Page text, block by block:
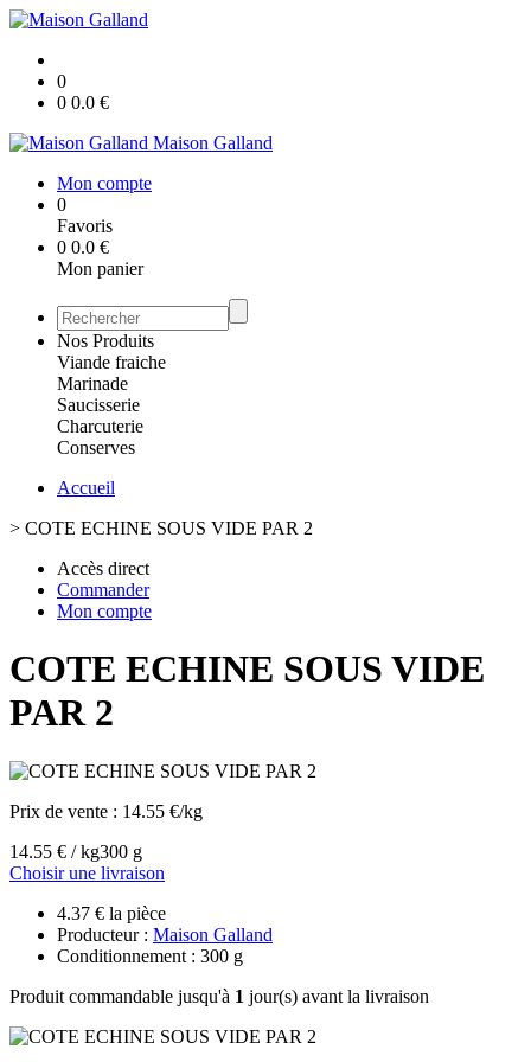
0
0 0.0 €
Maison Galland
Mon compte
0
Favoris
0 0.0 €
Mon panier
Nos Produits
Viande fraiche
Marinade
Saucisserie
Charcuterie
Conserves
Accueil
> COTE ECHINE SOUS VIDE PAR 2
Accès direct
Commander
Mon compte
COTE ECHINE SOUS VIDE
PAR 2
Prix de vente : 14.55 €/kg
14.55 € / kg300 g
Choisir une livraison
4.37 € la pièce
Producteur : Maison Galland
Conditionnement : 300 g
Produit commandable jusqu'à 1 jour(s) avant la livraison